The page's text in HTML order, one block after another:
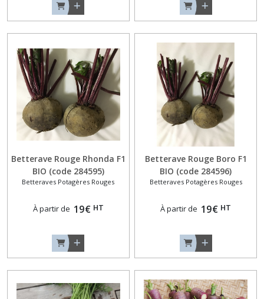
Betterave Rouge Rhonda F1
BIO (code 284595)
Betteraves Potagères Rouges
À partir de 19€ HT
Betterave Rouge Boro F1
BIO (code 284596)
Betteraves Potagères Rouges
À partir de 19€ HT
(2)
Poireaux
d'Automne
(3)
Poireaux
d'Hiver
(5)
Radis
Daikons
(3)
Longs
(2)